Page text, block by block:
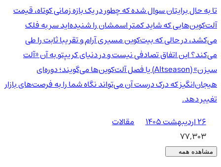
تا به حال برایتان سوال شده که چطور در یک بازه زمانی کوتاه، قیمت
آلت‌کوین‌هایی که شاید کمتر اسمشان را شنیده‌اید سر به فلک
می‌کشد، در حالی که بیت‌کوین مسیری آرام و تقریبا ثابت را طی
می‌کند؟ این اتفاق تصادفی نیست و در دنیای کریپتو به آن «آلت
سیزن» (Altseason) یا فصل آلت‌کوین‌ها می‌گویند؛ دوره‌ای
هیجان‌انگیز که درک درست آن می‌تواند نگاه شما را به فرصت‌های بازار
تغییر دهد.
۲۶ اردیبهشت ۱۴۰۵
مقالات
77,303
مشاهده همه